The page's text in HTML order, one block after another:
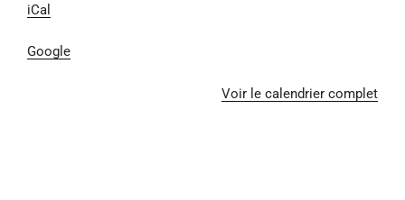
iCal
Google
Voir le calendrier complet